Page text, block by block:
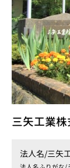
三矢工業
法人名/三矢